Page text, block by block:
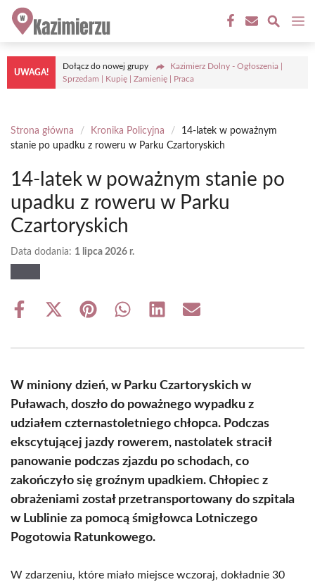
Przejdź
treści
UWAGA!
Dołącz do nowej grupy
Kazimierz Dolny - Ogłoszenia |
Sprzedam | Kupię | Zamienię | Praca
Strona główna / Kronika Policyjna /
14-latek w poważnym
stanie po upadku z roweru w Parku Czartoryskich
14-latek w poważnym stanie po
upadku z roweru w Parku
Czartoryskich
Data dodania: 1 lipca 2026 r.
Share
Share
(Twitter)
Share Share Share Share
W miniony dzień, w Parku Czartoryskich w
Puławach, doszło do poważnego wypadku z
udziałem czternastoletniego chłopca. Podczas
ekscytującej jazdy rowerem, nastolatek stracił
panowanie podczas zjazdu po schodach, co
zakończyło się groźnym upadkiem. Chłopiec z
obrażeniami został przetransportowany do szpitala
w Lublinie za pomocą śmigłowca Lotniczego
Pogotowia Ratunkowego.
W zdarzeniu, które miało miejsce wczoraj, dokładnie 30